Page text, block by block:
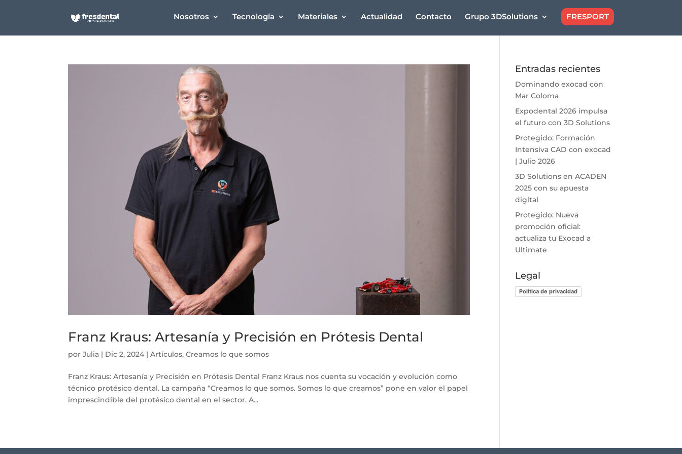
Nosotros Tecnología Materiales Actualidad Contacto Grupo 3DSolutions FRESPORT
Franz Kraus: Artesanía y Precisión en Prótesis Dental
porJulia | Dic 2, 2024 |Artículos,Creamos lo que somos
Franz Kraus: Artesanía y Precisión en Prótesis Dental Franz Kraus nos cuenta su vocación y evolución como
técnico protésico dental. La campaña “Creamos lo que somos. Somos lo que creamos” pone en valor el papel
imprescindible del protésico dental en el sector. A...
Entradas recientes
Dominando exocad con
Mar Coloma
Expodental 2026 impulsa
el futuro con 3D Solutions
Protegido: Formación
Intensiva CAD con exocad
| Julio 2026
3D Solutions en ACADEN
2025 con su apuesta
digital
Protegido: Nueva
promoción oficial:
actualiza tu Exocad a
Ultimate
Legal
Política de privacidad